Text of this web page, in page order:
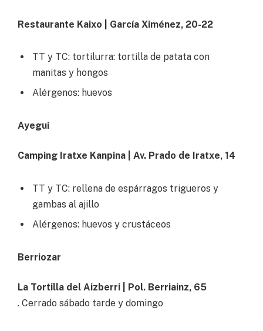
Restaurante Kaixo | García Ximénez, 20-22
TT y TC: tortilurra: tortilla de patata con
manitas y hongos
Alérgenos: huevos
Ayegui
Camping Iratxe Kanpina | Av. Prado de Iratxe, 14
TT y TC: rellena de espárragos trigueros y
gambas al ajillo
Alérgenos: huevos y crustáceos
Berriozar
La Tortilla del Aizberri | Pol. Berriainz, 65
. Cerrado sábado tarde y domingo